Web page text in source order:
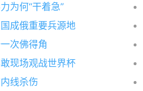
为何“干着急”
成俄重要兵源地
次佛得角
现场观战世界杯
线杀伤